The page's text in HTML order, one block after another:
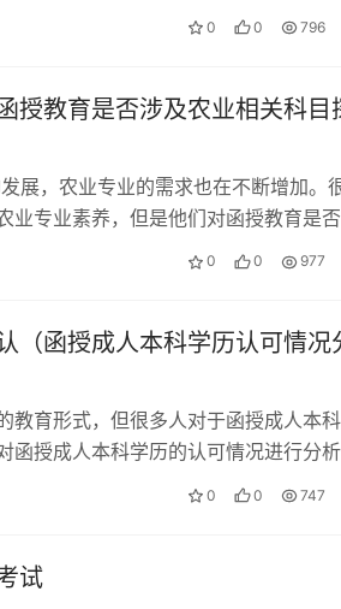
缺考处理及复…
0 0 796
授教育是否涉及农业相关科目
展，农业专业的需求也在不断增加。
业专业素养，但是他们对函授教育是否
文将从函授…
0 0 977
（函授成人本科学历认可情况
教育形式，但很多人对于函授成人本
函授成人本科学历的认可情况进行分析
历的情况。 …
0 0 747
试